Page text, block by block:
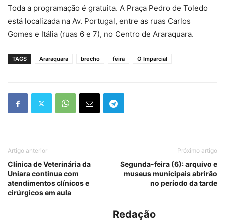
Toda a programação é gratuita. A Praça Pedro de Toledo
está localizada na Av. Portugal, entre as ruas Carlos
Gomes e Itália (ruas 6 e 7), no Centro de Araraquara.
TAGS Araraquara brecho feira O Imparcial
Artigo anterior
Clínica de Veterinária da
Uniara continua com
atendimentos clínicos e
cirúrgicos em aula
Próximo artigo
Segunda-feira (6): arquivo e
museus municipais abrirão
no período da tarde
Redação